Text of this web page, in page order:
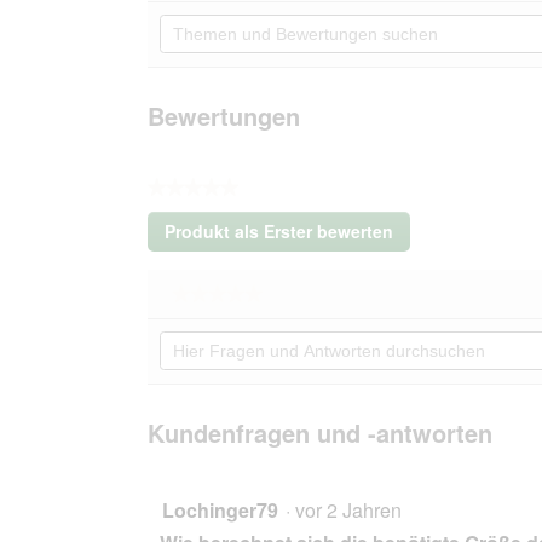
Beurteilungswert
für
Hunter
Reflect
Themen
und
Bewertungen
Kein
Beurteilungswert
Produkt als Erster bewerten
.
wird
ein
geöffnet.
Beurteilungswert
für
Hunter
Reflect
Hier
Fragen
durchsuchen
Kundenfragen und -antworten
Lochinger79 · vor 2 Jahren